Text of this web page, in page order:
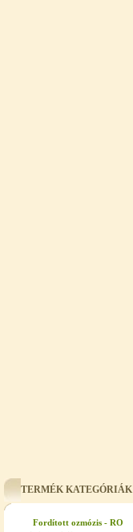
TERMÉK KATEGÓRIÁK
Fordított ozmózis - RO